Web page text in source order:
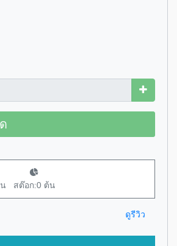
สต๊อก:0 ต้น
ดูรีวิว